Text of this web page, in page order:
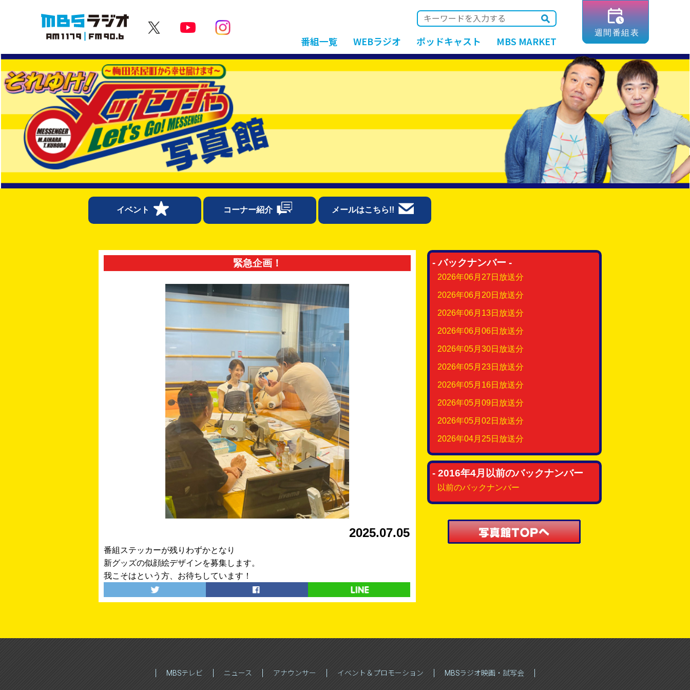
MBSラジオ 1179|FM90.6 番組一覧 WEBラジオ ポッドキャスト MBS MARKET
イベント コーナー紹介 メールはこちら!!
緊急企画！
2025.07.05
番組ステッカーが残りわずかとなり
新グッズの似顔絵デザインを募集します。
我こそはという方、お待ちしています！
- バックナンバー -
2026年06月27日放送分
2026年06月20日放送分
2026年06月13日放送分
2026年06月06日放送分
2026年05月30日放送分
2026年05月23日放送分
2026年05月16日放送分
2026年05月09日放送分
2026年05月02日放送分
2026年04月25日放送分
- 2016年4月以前のバックナンバー
以前のバックナンバー
MBSテレビ ニュース アナウンサー イベント＆プロモーション MBSラジオ映画・試写会